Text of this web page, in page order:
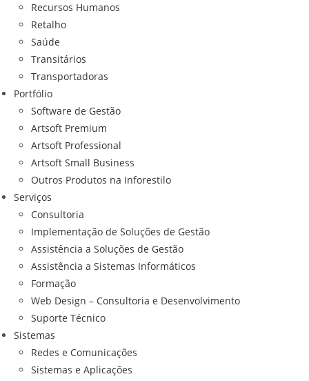
Recursos Humanos
Retalho
Saúde
Transitários
Transportadoras
Portfólio
Software de Gestão
Artsoft Premium
Artsoft Professional
Artsoft Small Business
Outros Produtos na Inforestilo
Serviços
Consultoria
Implementação de Soluções de Gestão
Assistência a Soluções de Gestão
Assistência a Sistemas Informáticos
Formação
Web Design – Consultoria e Desenvolvimento
Suporte Técnico
Sistemas
Redes e Comunicações
Sistemas e Aplicações